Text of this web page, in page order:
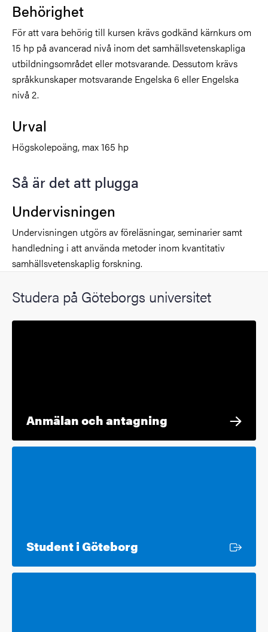
Behörighet
För att vara behörig till kursen krävs godkänd kärnkurs om
15 hp på avancerad nivå inom det samhällsvetenskapliga
utbildningsområdet eller motsvarande. Dessutom krävs
språkkunskaper motsvarande Engelska 6 eller Engelska
nivå 2.
Urval
Högskolepoäng, max 165 hp
Så är det att plugga
Undervisningen
Undervisningen utgörs av föreläsningar, seminarier samt
handledning i att använda metoder inom kvantitativ
samhällsvetenskaplig forskning.
Studera på Göteborgs universitet
Anmälan och antagning
Student i Göteborg